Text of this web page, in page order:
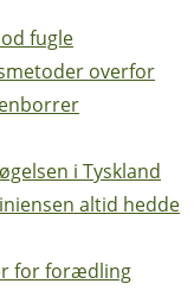
fugle
overfor
i Tyskland
altid hedde
for forædling